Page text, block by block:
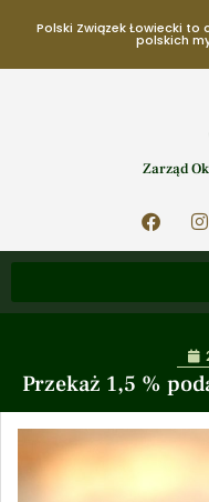
Polski Związek Łowiecki
polskich
Zarząd
Przekaż 1,5 %